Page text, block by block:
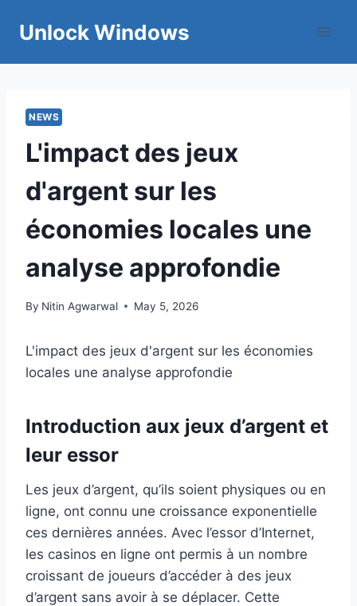
Unlock Windows
NEWS
L'impact des jeux
d'argent sur les
économies locales une
analyse approfondie
By Nitin Agwarwal May 5, 2026
L'impact des jeux d'argent sur les économies
locales une analyse approfondie
Introduction aux jeux d’argent et
leur essor
Les jeux d’argent, qu’ils soient physiques ou en
ligne, ont connu une croissance exponentielle
ces dernières années. Avec l’essor d’Internet,
les casinos en ligne ont permis à un nombre
croissant de joueurs d’accéder à des jeux
d’argent sans avoir à se déplacer. Cette